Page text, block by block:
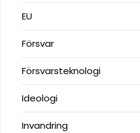
EU
Försvar
Försvarsteknologi
Ideologi
Invandring